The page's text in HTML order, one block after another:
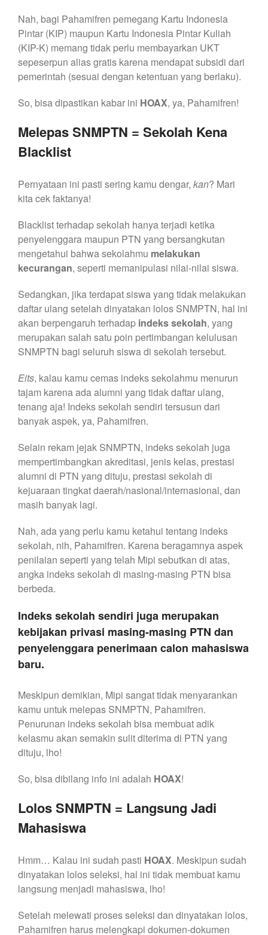
Nah, bagi Pahamifren pemegang Kartu Indonesia
Pintar (KIP) maupun Kartu Indonesia Pintar Kuliah
(KIP-K) memang tidak perlu membayarkan UKT
sepeserpun alias gratis karena mendapat subsidi dari
pemerintah (sesuai dengan ketentuan yang berlaku).
So, bisa dipastikan kabar ini HOAX, ya, Pahamifren!
Melepas SNMPTN = Sekolah Kena
Blacklist
Pernyataan ini pasti sering kamu dengar, kan? Mari
kita cek faktanya!
Blacklist terhadap sekolah hanya terjadi ketika
penyelenggara maupun PTN yang bersangkutan
mengetahui bahwa sekolahmu melakukan
kecurangan, seperti memanipulasi nilai-nilai siswa.
Sedangkan, jika terdapat siswa yang tidak melakukan
daftar ulang setelah dinyatakan lolos SNMPTN, hal ini
akan berpengaruh terhadap indeks sekolah, yang
merupakan salah satu poin pertimbangan kelulusan
SNMPTN bagi seluruh siswa di sekolah tersebut.
Eits, kalau kamu cemas indeks sekolahmu menurun
tajam karena ada alumni yang tidak daftar ulang,
tenang aja! Indeks sekolah sendiri tersusun dari
banyak aspek, ya, Pahamifren.
Selain rekam jejak SNMPTN, indeks sekolah juga
mempertimbangkan akreditasi, jenis kelas, prestasi
alumni di PTN yang dituju, prestasi sekolah di
kejuaraan tingkat daerah/nasional/internasional, dan
masih banyak lagi.
Nah, ada yang perlu kamu ketahui tentang indeks
sekolah, nih, Pahamifren. Karena beragamnya aspek
penilaian seperti yang telah Mipi sebutkan di atas,
angka indeks sekolah di masing-masing PTN bisa
berbeda.
Indeks sekolah sendiri juga merupakan
kebijakan privasi masing-masing PTN dan
penyelenggara penerimaan calon mahasiswa
baru.
Meskipun demikian, Mipi sangat tidak menyarankan
kamu untuk melepas SNMPTN, Pahamifren.
Penurunan indeks sekolah bisa membuat adik
kelasmu akan semakin sulit diterima di PTN yang
dituju, lho!
So, bisa dibilang info ini adalah HOAX!
Lolos SNMPTN = Langsung Jadi
Mahasiswa
Hmm… Kalau ini sudah pasti HOAX. Meskipun sudah
dinyatakan lolos seleksi, hal ini tidak membuat kamu
langsung menjadi mahasiswa, lho!
Setelah melewati proses seleksi dan dinyatakan lolos,
Pahamifren harus melengkapi dokumen-dokumen